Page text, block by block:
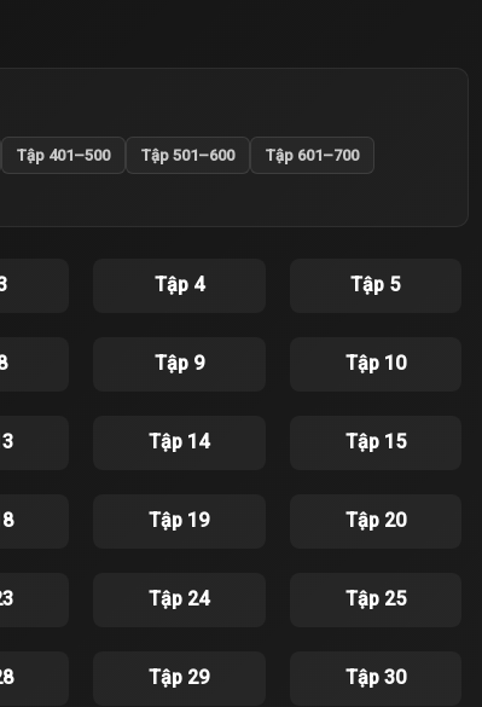
Tập 401–500 Tập 501–600 Tập 601–700
Tập 4 Tập 5
Tập 9 Tập 10
Tập 14 Tập 15
Tập 19 Tập 20
Tập 24 Tập 25
Tập 29 Tập 30